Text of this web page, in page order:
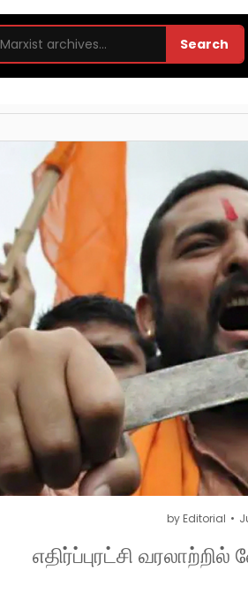
Search
by Editorial
எதிர்ப்புரட்சி